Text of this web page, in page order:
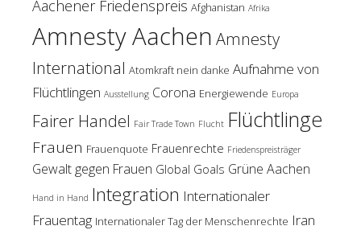
Aachener Friedenspreis Afghanistan Afrika
Amnesty Aachen Amnesty
International Atomkraft nein danke Aufnahme von
Flüchtlingen Ausstellung Corona Energiewende Europa
Fairer Handel Fair Trade Town Flucht Flüchtlinge
Frauen Frauenquote Frauenrechte Friedenspreisträger
Gewalt gegen Frauen Global Goals Grüne Aachen
Hand in Hand Integration Internationaler
Frauentag Internationaler Tag der Menschenrechte Iran